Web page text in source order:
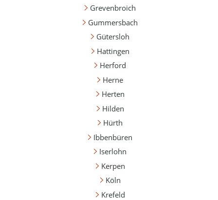
Grevenbroich
Gummersbach
Gütersloh
Hattingen
Herford
Herne
Herten
Hilden
Hürth
Ibbenbüren
Iserlohn
Kerpen
Köln
Krefeld